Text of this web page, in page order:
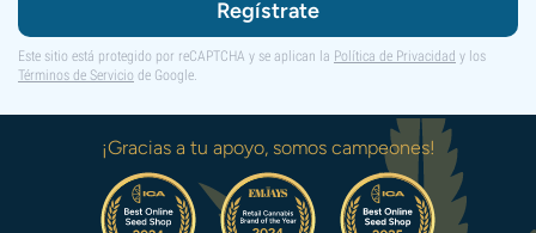
Regístrate
Este sitio está protegido por reCAPTCHA y se aplican la Política de Privacidad y los
Términos de Servicio de Google.
¡Gracias a tu apoyo, somos campeones!